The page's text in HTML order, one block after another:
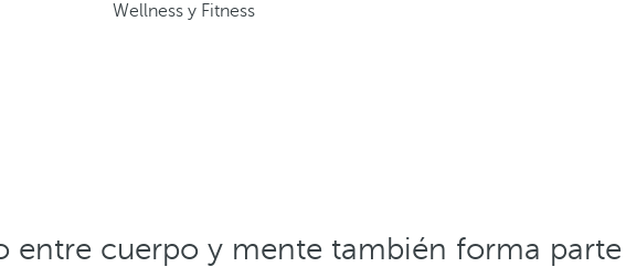
Wellness y Fitness
entre cuerpo y mente también forma